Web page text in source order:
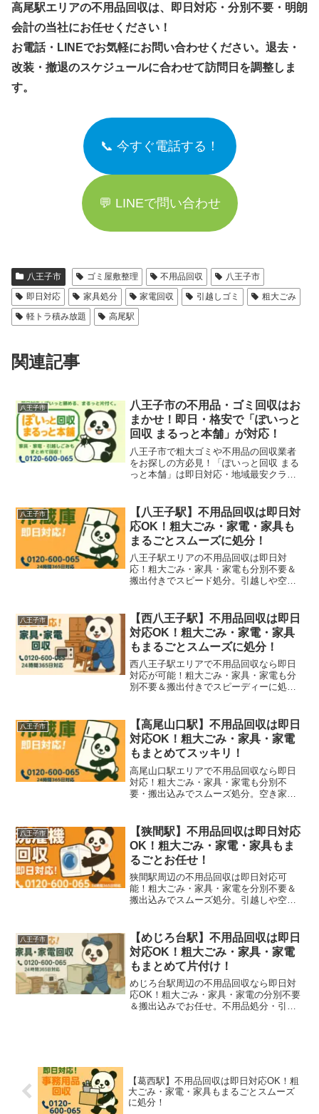
高尾駅エリアの不用品回収は、即日対応・分別不要・明朗
会計の当社にお任せください！
お電話・LINEでお気軽にお問い合わせください。退去・
改装・撤退のスケジュールに合わせて訪問日を調整しま
す。
📞 今すぐ電話する！
💬 LINEで問い合わせ
八王子市 ゴミ屋敷整理 不用品回収
八王子市
即日対応
家具処分 家電回収 引越しゴミ
粗大ごみ
軽トラ積み放題
高尾駅
関連記事
八王子市
八王子市の不用品・ゴミ回収はお
まかせ！即日・格安で「ぽいっと
回収 まるっと本舗」が対応！
八王子市で粗大ゴミや不用品の回収業者
をお探しの方必見！「ぽいっと回収 まる
っと本舗」は即日対応・地域最安クラス
エリアも対応可能です。
八王子市
【八王子駅】不用品回収は即日対
応OK！粗大ごみ・家電・家具も
まるごとスムーズに処分！
八王子駅エリアの不用品回収は即日対
応！粗大ごみ・家具・家電も分別不要＆
搬出付きでスピード処分。引越しや空き
八王子市
【西八王子駅】不用品回収は即日
対応OK！粗大ごみ・家電・家具
もまるごとスムーズに処分！
西八王子駅エリアで不用品回収なら即日
対応が可能！粗大ごみ・家具・家電も分
別不要＆搬出付きでスピーディーに処分
八王子市
【高尾山口駅】不用品回収は即日
対応OK！粗大ごみ・家具・家電
もまとめてスッキリ！
高尾山口駅エリアで不用品回収なら即日
対応！粗大ごみ・家具・家電も分別不
要・搬出込みでスムーズ処分。空き家整
八王子市
【狭間駅】不用品回収は即日対応
OK！粗大ごみ・家電・家具もま
るごとお任せ！
狭間駅周辺の不用品回収は即日対応可
能！粗大ごみ・家具・家電を分別不要＆
搬出込みでスムーズ処分。引越しや空き
八王子市
【めじろ台駅】不用品回収は即日
対応OK！粗大ごみ・家具・家電
もまとめて片付け！
めじろ台駅周辺の不用品回収なら即日対
応OK！粗大ごみ・家具・家電の分別不要
＆搬出込みでお任せ。不用品処分・引越
【葛西駅】不用品回収は即日対応OK！粗
大ごみ・家電・家具もまるごとスムーズ
に処分！